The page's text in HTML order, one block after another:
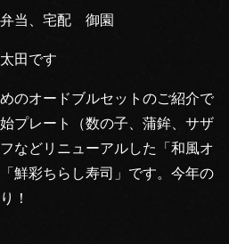
当、宅配 御園
田です
のオードブルセットのご紹介で
プレート（数の子、蒲鉾、サザ
などリニューアルした「和風オ
鮮彩ちらし寿司」です。今年の
！